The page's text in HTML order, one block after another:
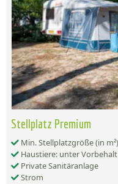
Stellplatz Premium
Min. Stellplatzgröße (in
Haustiere: unter
Private Sanitäranlage
Strom